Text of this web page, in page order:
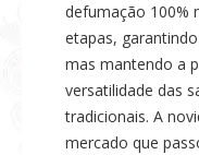
defumação 100%
etapas,
mas mantendo a
versatilidade das
tradicionais. A
mercado que